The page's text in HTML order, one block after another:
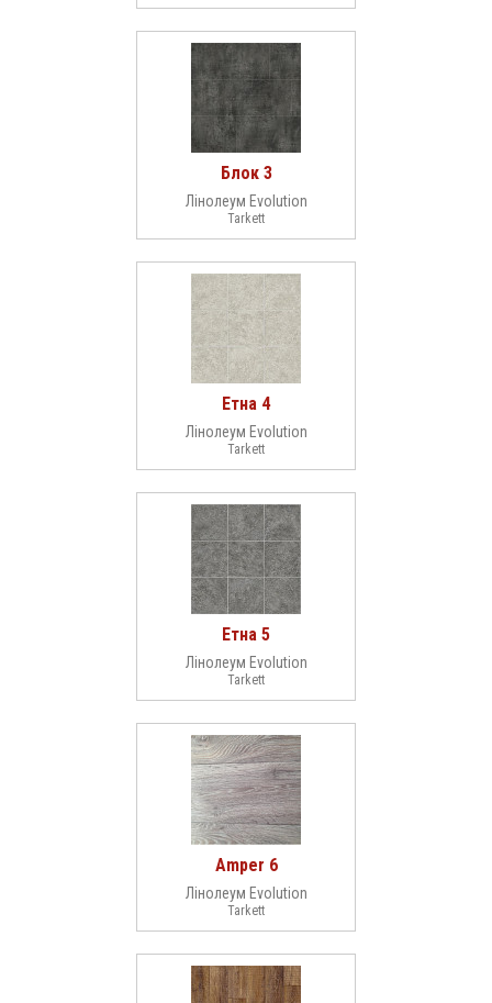
Блок 3
Лінолеум Evolution
Tarkett
Етна 4
Лінолеум Evolution
Tarkett
Етна 5
Лінолеум Evolution
Tarkett
Amper 6
Лінолеум Evolution
Tarkett